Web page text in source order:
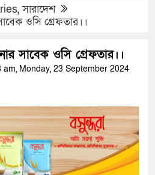
,সারাদেশ
ওসি গ্রেফতার।।
সাবেক ওসি গ্রেফতার।।
Monday, 23 September 2024